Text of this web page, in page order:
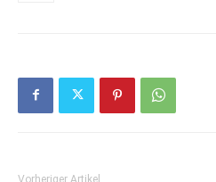
Vorheriger Artikel